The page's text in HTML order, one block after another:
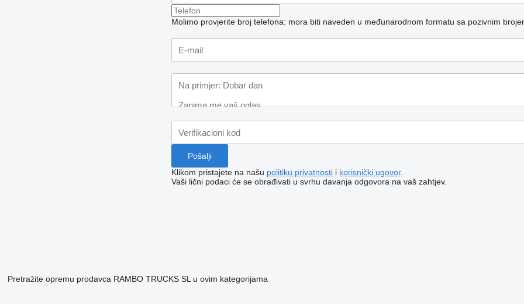
Molimo provjerite broj telefona: mora biti naveden u međunarodnom formatu sa pozivnim
Klikom pristajete na našu politiku privatnostii korisnički ugovor.
Vaši lični podaci će se obrađivati ​​u svrhu davanja odgovora na vaš zahtjev.
Pretražite opremu prodavca RAMBO TRUCKS SL u ovim kategorijama